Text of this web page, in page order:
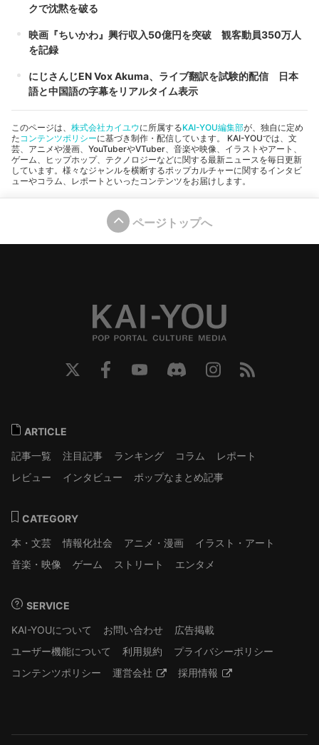
クで沈黙を破る
映画『ちいかわ』興行収入50億円を突破 観客動員350万人
を記録
にじさんじEN Vox Akuma、ライブ翻訳を試験的配信 日本
語と中国語の字幕をリアルタイム表示
このページは、 株式会社カイユウに所属するKAI-YOU編集部が、独自に定め
た コンテンツポリシーに基づき制作・配信しています。 KAI-YOUでは、文
芸、アニメや漫画、YouTuberやVTuber、音楽や映像、イラストやアート、
ゲーム、ヒップホップ、テクノロジーなどに関する最新ニュースを毎日更新
しています。様々なジャンルを横断するポップカルチャーに関するインタビ
ューやコラム、レポートといったコンテンツをお届けします。
ページトップへ
ARTICLE
記事一覧
注目記事 ランキング コラム
レポート
レビュー
インタビュー ポップなまとめ記事
CATEGORY
本・文芸
情報化社会 アニメ・漫画
イラスト・アート
音楽・映像
ゲーム ストリート エンタメ
SERVICE
KAI-YOUについて
お問い合わせ
広告掲載
ユーザー機能について
利用規約
プライバシーポリシー
コンテンツポリシー
運営会社 採用情報